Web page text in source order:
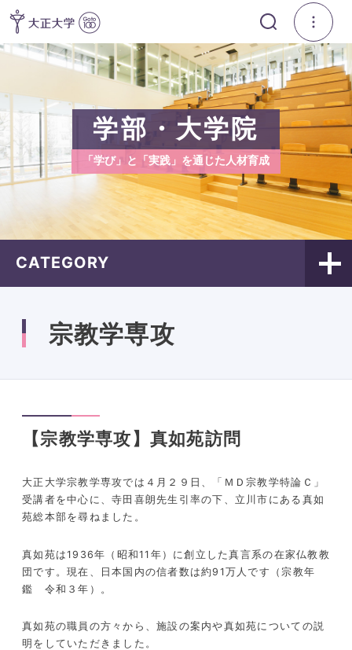
学部・大学院
「学び」と「実践」を通じた人材育成
CATEGORY
宗教学専攻
【宗教学専攻】真如苑訪問
大正大学宗教学専攻では４月２９日、「ＭＤ宗教学特論Ｃ」
受講者を中心に、寺田喜朗先生引率の下、立川市にある真如
苑総本部を尋ねました。
真如苑は1936年（昭和11 年）に創立した真言系の在家仏教教
団です。現在、日本国内の信者数は約91万人です（宗教年
鑑 令和３年）。
真如苑の職員の方々から、施設の案内や真如苑についての説
明をしていただきました。